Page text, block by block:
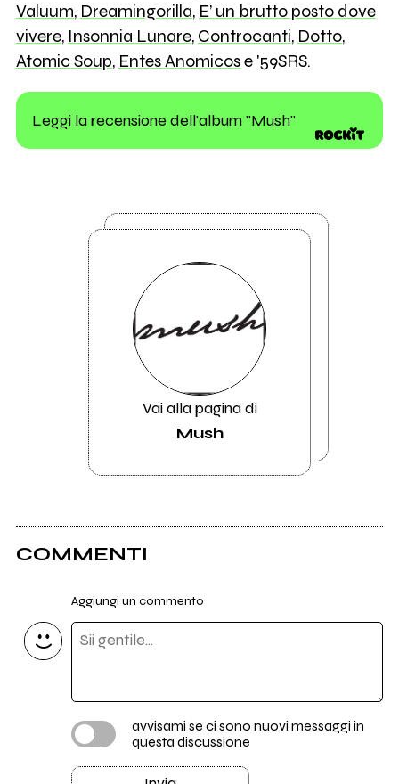
Valuum, Dreamingorilla, E’ un brutto posto dove
vivere, Insonnia Lunare, Controcanti, Dotto,
Atomic Soup, Entes Anomicose '59SRS.
Leggi la recensione dell'album "Mush"
Vai alla pagina di
Mush
COMMENTI
Aggiungi un commento
avvisami se ci sono nuovi messaggi in
questa discussione